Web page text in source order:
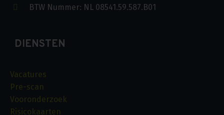
BTW Nummer: NL 08541.59.587.B01
DIENSTEN
Vacatures
Pre-scan
Vooronderzoek
Risicokaarten